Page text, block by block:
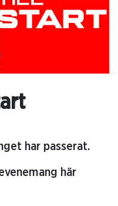
har passerat.
här